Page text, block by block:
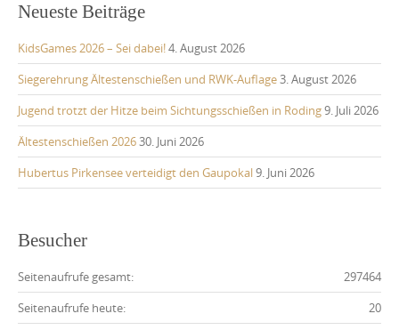
Neueste Beiträge
KidsGames 2026 – Sei dabei!4. August 2026
Siegerehrung Ältestenschießen und RWK-Auflage3. August 2026
Jugend trotzt der Hitze beim Sichtungsschießen in Roding9. Juli 2026
Ältestenschießen 202630. Juni 2026
Hubertus Pirkensee verteidigt den Gaupokal9. Juni 2026
Besucher
297464
Seitenaufrufe gesamt:
20
Seitenaufrufe heute: